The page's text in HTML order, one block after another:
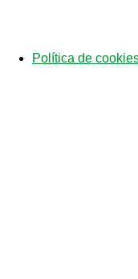
Política de